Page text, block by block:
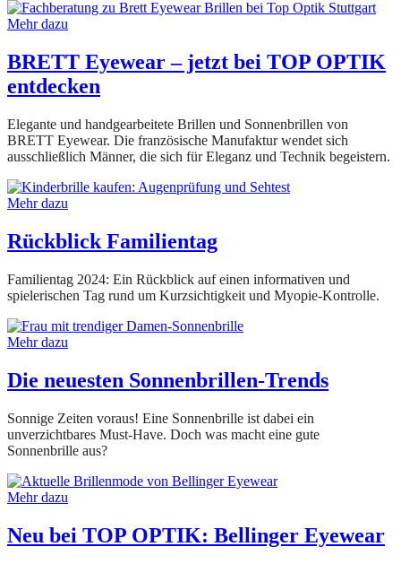
Mehr dazu
BRETT Eyewear – jetzt bei TOP OPTIK
entdecken
Elegante und handgearbeitete Brillen und Sonnenbrillen von
BRETT Eyewear. Die französische Manufaktur wendet sich
ausschließlich Männer, die sich für Eleganz und Technik begeistern.
Mehr dazu
Rückblick Familientag
Familientag 2024: Ein Rückblick auf einen informativen und
spielerischen Tag rund um Kurzsichtigkeit und Myopie-Kontrolle.
Mehr dazu
Die neuesten Sonnenbrillen-Trends
Sonnige Zeiten voraus! Eine Sonnenbrille ist dabei ein
unverzichtbares Must-Have. Doch was macht eine gute
Sonnenbrille aus?
Mehr dazu
Neu bei TOP OPTIK: Bellinger Eyewear